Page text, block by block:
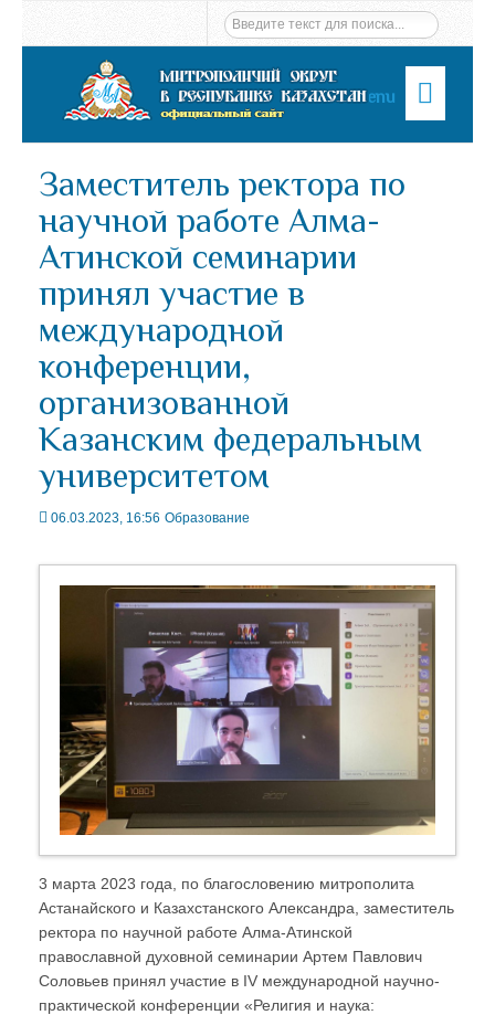
Menu
Заместитель ректора по
научной работе Алма-
Атинской семинарии
принял участие в
международной
конференции,
организованной
Казанским федеральным
университетом
06.03.2023, 16:56 Образование
3 марта 2023 года, по благословению митрополита
Астанайского и Казахстанского Александра, заместитель
ректора по научной работе Алма-Атинской
православной духовной семинарии Артем Павлович
Соловьев принял участие в IV международной научно-
практической конференции «Религия и наука: